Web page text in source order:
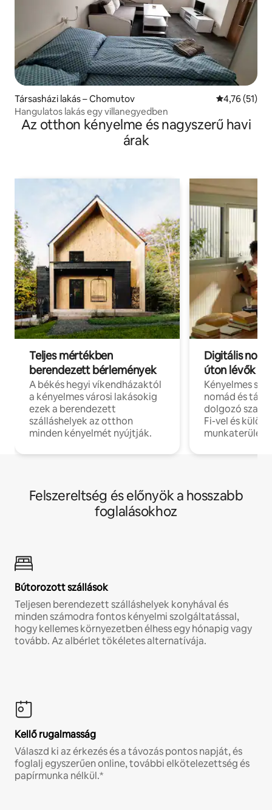
Társasházi lakás – Chomutov Átlagos
4,76 (51)
Hangulatos lakás egy villanegyedben
Az otthon kényelme és nagyszerű havi
árak
Teljes mértékben
berendezett bérlemények
A békés hegyi víkendházaktól
a kényelmes városi lakásokig
ezek a berendezett
szálláshelyek az otthon
minden kényelmét nyújtják.
Digitális
úton lévők
Kényelmes
nomád és
dolgozó
Fi-vel és külön
Felszereltség és előnyök a hosszabb
foglalásokhoz
Bútorozott szállások
Teljesen berendezett szálláshelyek konyhával és
minden számodra fontos kényelmi szolgáltatással,
hogy kellemes környezetben élhess egy hónapig vagy
tovább. Az albérlet tökéletes alternatívája.
Kellő rugalmasság
Válaszd ki az érkezés és a távozás pontos napját, és
foglalj egyszerűen online, további elkötelezettség és
papírmunka nélkül.*